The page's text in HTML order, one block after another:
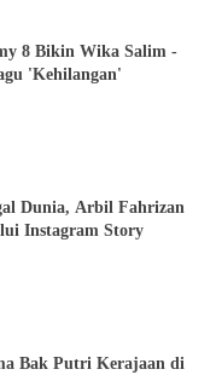
8 Bikin Wika Salim -
'Kehilangan'
Dunia, Arbil Fahrizan
Instagram Story
Bak Putri Kerajaan di